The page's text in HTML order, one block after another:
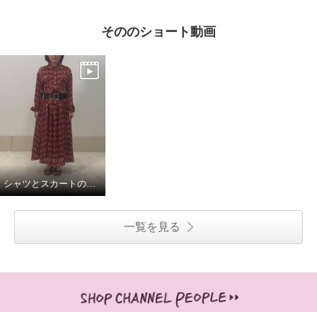
そののショート動画
シャツとスカートの組み合わせでワンピースに。
一覧を見る